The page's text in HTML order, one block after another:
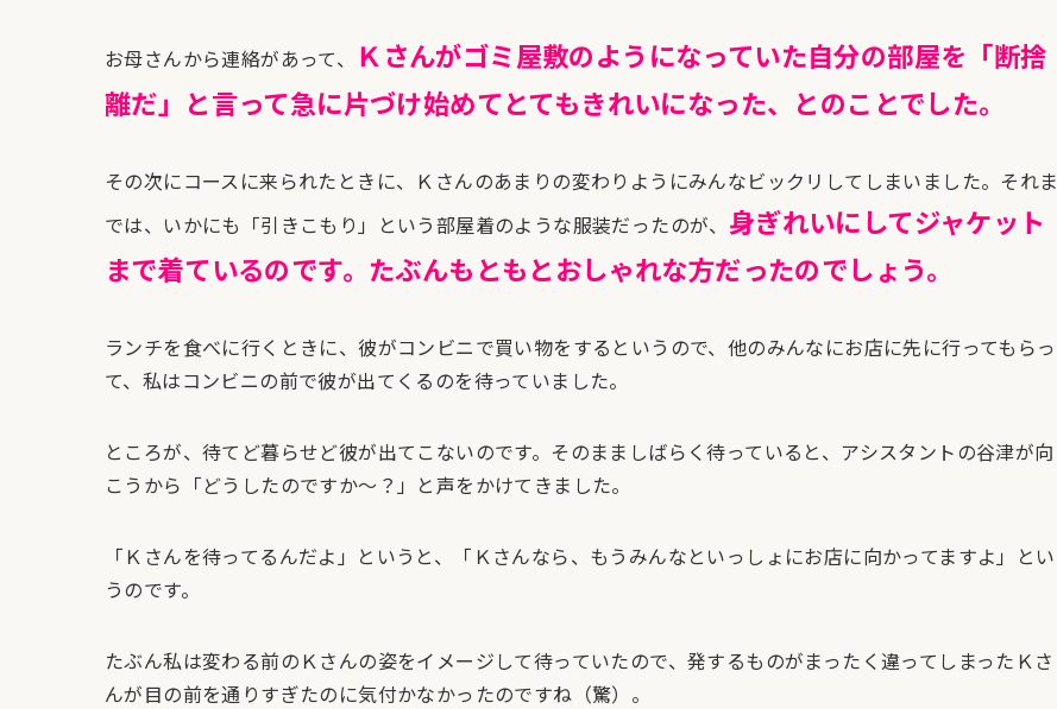
お母さんから連絡があって、 Ｋさんがゴミ屋敷のようになっていた自分の部屋を「断捨
離だ」と言って急に片づけ始めてとてもきれいになった、とのことでした。
その次にコースに来られたときに、Ｋさんのあまりの変わりようにみんなビックリしてしまいました。それま
では、いかにも「引きこもり」という部屋着のような服装だったのが、 身ぎれいにしてジャケット
まで着ているのです。たぶんもともとおしゃれな方だったのでしょう。
ランチを食べに行くときに、彼がコンビニで買い物をするというので、他のみんなにお店に先に行ってもらっ
て、私はコンビニの前で彼が出てくるのを待っていました。
ところが、待てど暮らせど彼が出てこないのです。そのまましばらく待っていると、アシスタントの谷津が向
こうから「どうしたのですか～？」と声をかけてきました。
「Ｋさんを待ってるんだよ」というと、「Ｋさんなら、もうみんなといっしょにお店に向かってますよ」とい
うのです。
たぶん私は変わる前のＫさんの姿をイメージして待っていたので、発するものがまったく違ってしまったＫさ
んが目の前を通りすぎたのに気付かなかったのですね（驚）。